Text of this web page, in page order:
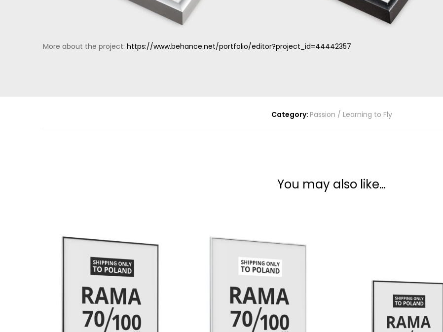
More about the project: https://www.behance.net/portfolio/editor?project_id=44442357
Category: Passion / Learning to Fly
You may also like…